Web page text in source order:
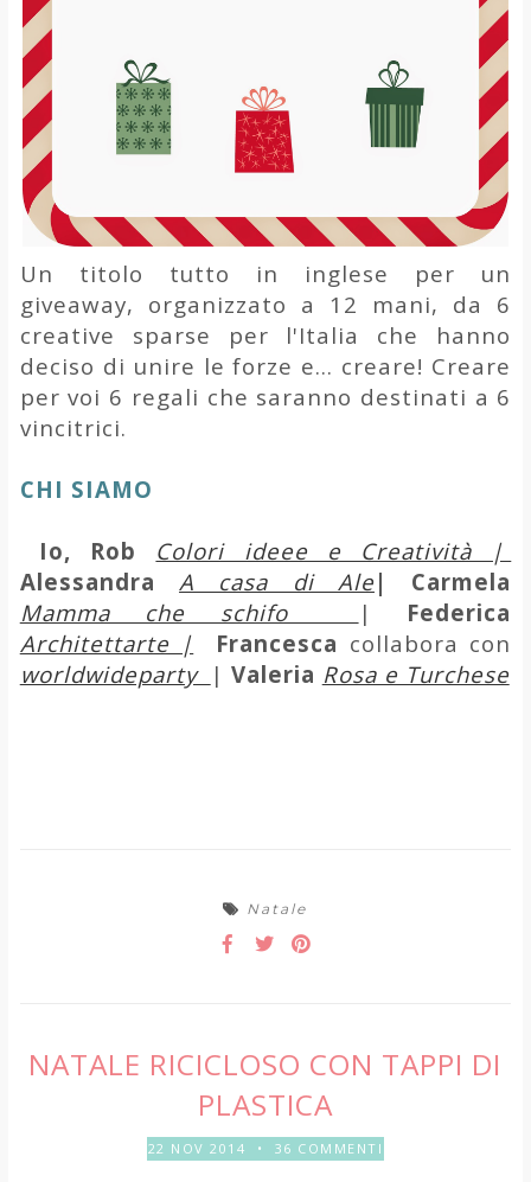
Un titolo tutto in inglese per un
giveaway, organizzato a 12 mani, da 6
creative sparse per l'Italia che hanno
deciso di unire le forze e… creare! Creare
per voi 6 regali che saranno destinati a 6
vincitrici.
CHI SIAMO
Io, Rob Colori ideee e Creatività |
Alessandra A casa di Ale | Carmela
Mamma che schifo
| Federica
Architettarte |
Francesca collabora con
worldwideparty | Valeria Rosa e Turchese
Natale
NATALE RICICLOSO CON TAPPI DI
PLASTICA
22 NOV 2014 • 36 COMMENTI